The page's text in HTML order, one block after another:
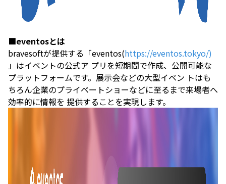
■eventosとは
bravesoftが提供する「eventos(https://eventos.tokyo/)
」はイベントの公式ア プリを短期間で作成、公開可能な
プラットフォームです。展示会などの大型イベン トはも
ちろん企業のプライベートショーなどに至るまで来場者へ
効率的に情報を 提供することを実現します。